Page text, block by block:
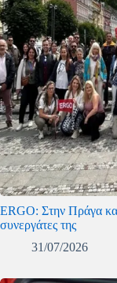
ERGO: Στην Πράγα
συνεργάτες της
31/07/2026